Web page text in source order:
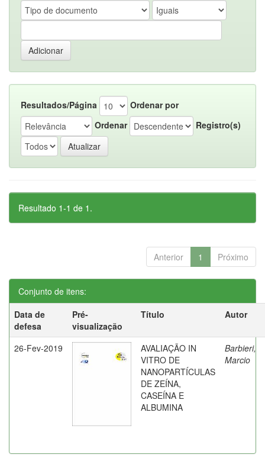
Resultados/Página
Ordenar por
Ordenar
Registro(s)
Resultado 1-1 de 1.
Anterior 1 Próximo
Conjunto de itens:
Data de
defesa
Pré-
visualização
Título Autor
26-Fev-2019
AVALIAÇÃO IN
VITRO DE
NANOPARTÍCULAS
DE ZEÍNA,
CASEÍNA E
ALBUMINA
Barbieri,
Marcio